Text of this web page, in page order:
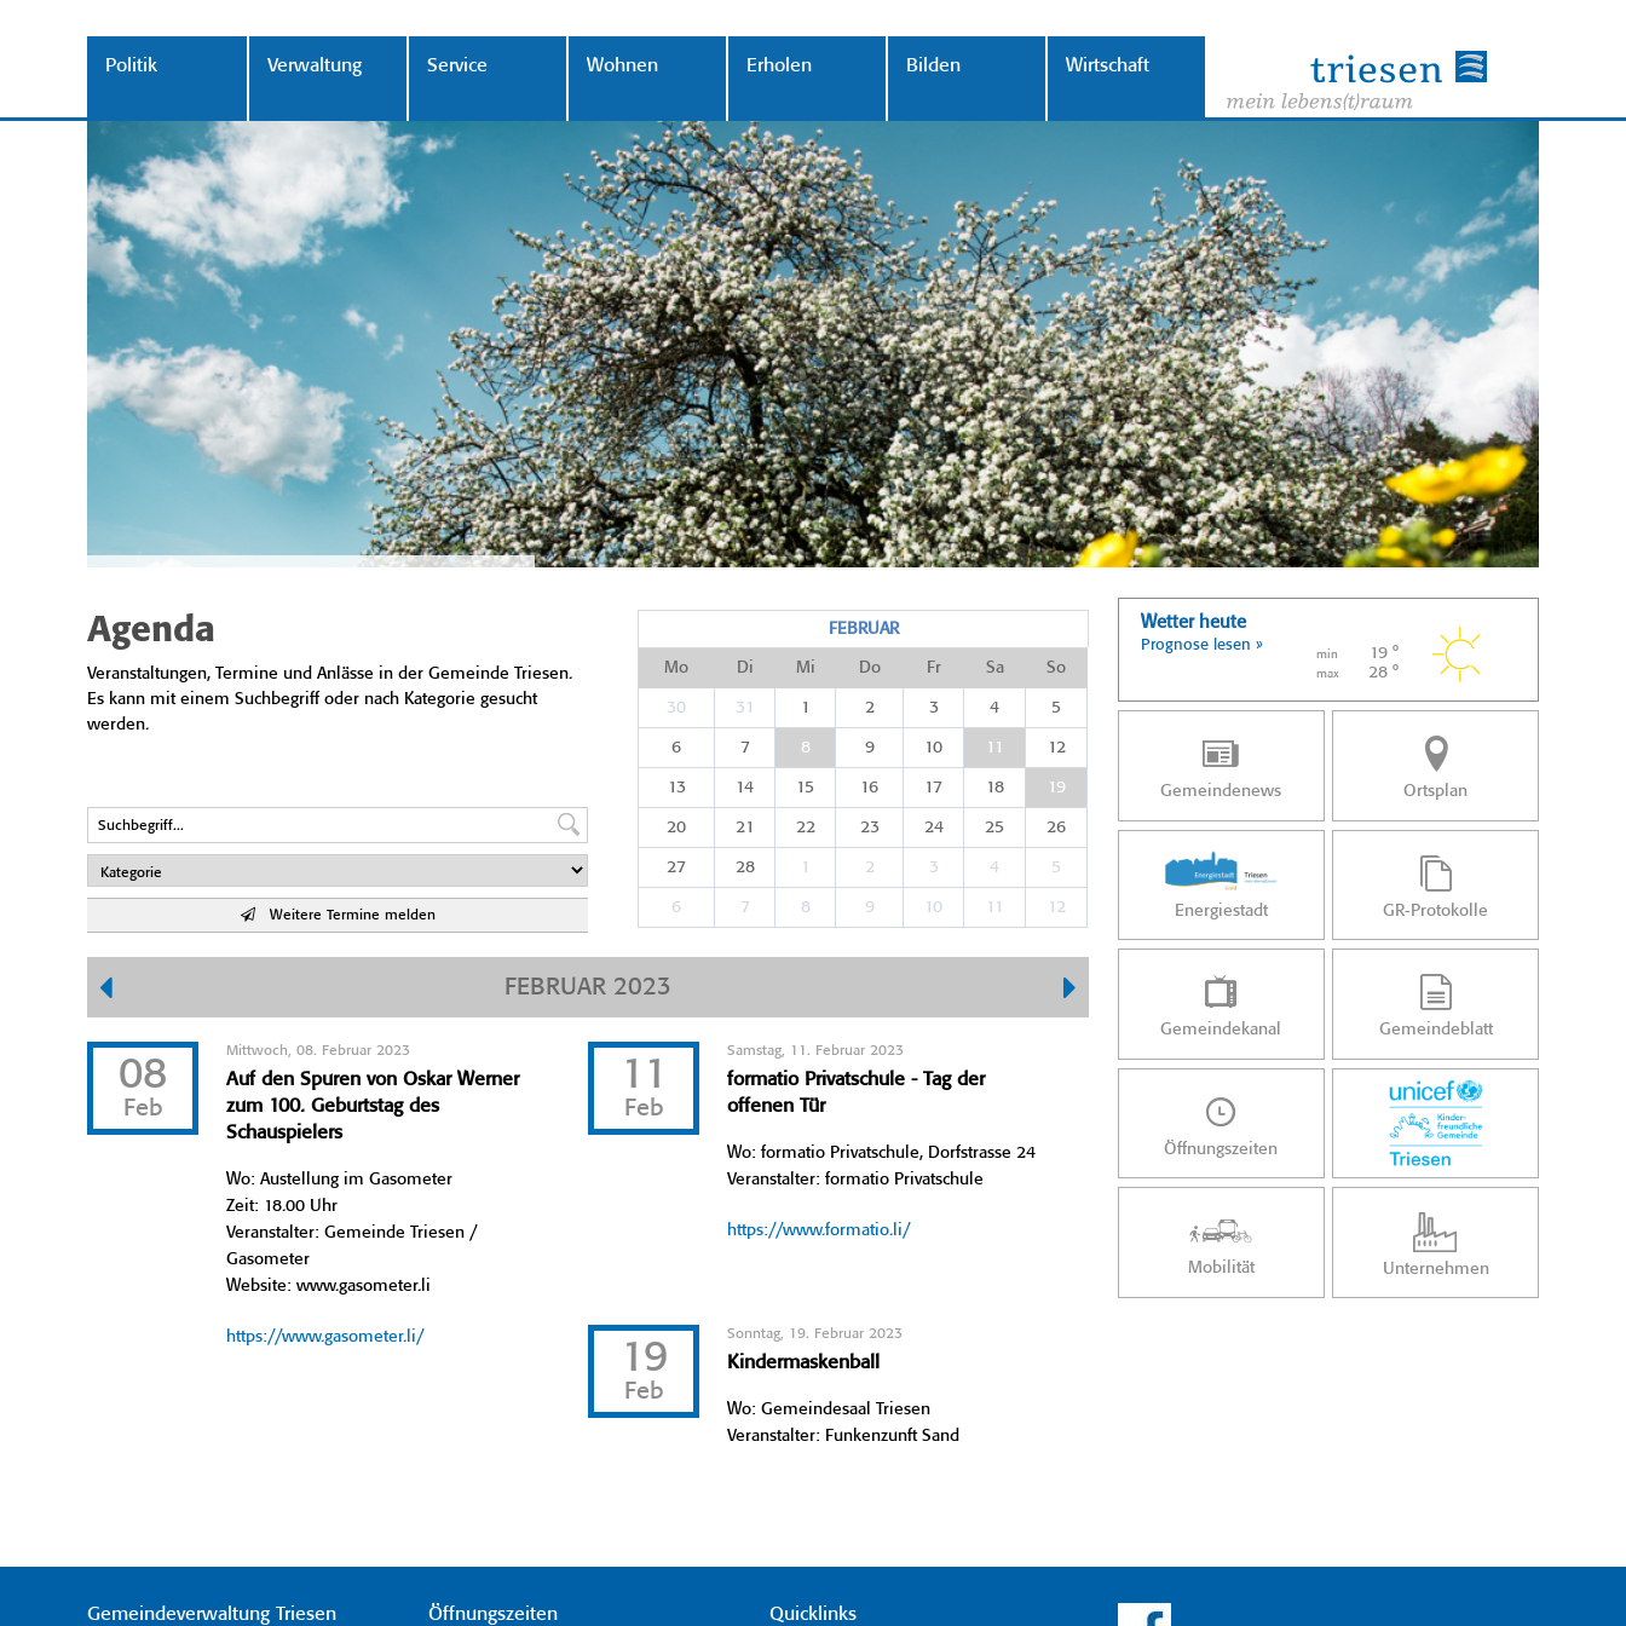
Politik Verwaltung Service Wohnen Erholen Bilden Wirtschaft
Agenda
Veranstaltungen, Termine und Anlässe in der Gemeinde Triesen.
Es kann mit einem Suchbegriff oder nach Kategorie gesucht
werden.
Weitere Termine melden
FEBRUAR
Mo Di Mi Do Fr Sa So
30 31 1 2 3 4 5
6 7 8 9 10 11 12
13 14 15 16 17 18 19
20 21 22 23 24 25 26
27 28 1 2 3 4 5
6 7 8 9 10 11 12
FEBRUAR 2023
08
Feb
Mittwoch, 08. Februar 2023
Auf den Spuren von Oskar Werner
zum 100. Geburtstag des
Schauspielers
Wo: Austellung im Gasometer
Zeit: 18.00 Uhr
Veranstalter: Gemeinde Triesen /
Gasometer
Website: www.gasometer.li
https://www.gasometer.li/
11
Feb
Samstag, 11. Februar 2023
formatio Privatschule - Tag der
offenen Tür
Wo: formatio Privatschule, Dorfstrasse 24
Veranstalter: formatio Privatschule
https://www.formatio.li/
19
Feb
Sonntag, 19. Februar 2023
Kindermaskenball
Wo: Gemeindesaal Triesen
Veranstalter: Funkenzunft Sand
Wetter heute
Prognose lesen »
min 19 °
max 28 °
Gemeindenews Ortsplan
Energiestadt GR-Protokolle
Gemeindekanal Gemeindeblatt
Öffnungszeiten
Mobilität Unternehmen
Gemeindeverwaltung Triesen Öffnungszeiten Quicklinks